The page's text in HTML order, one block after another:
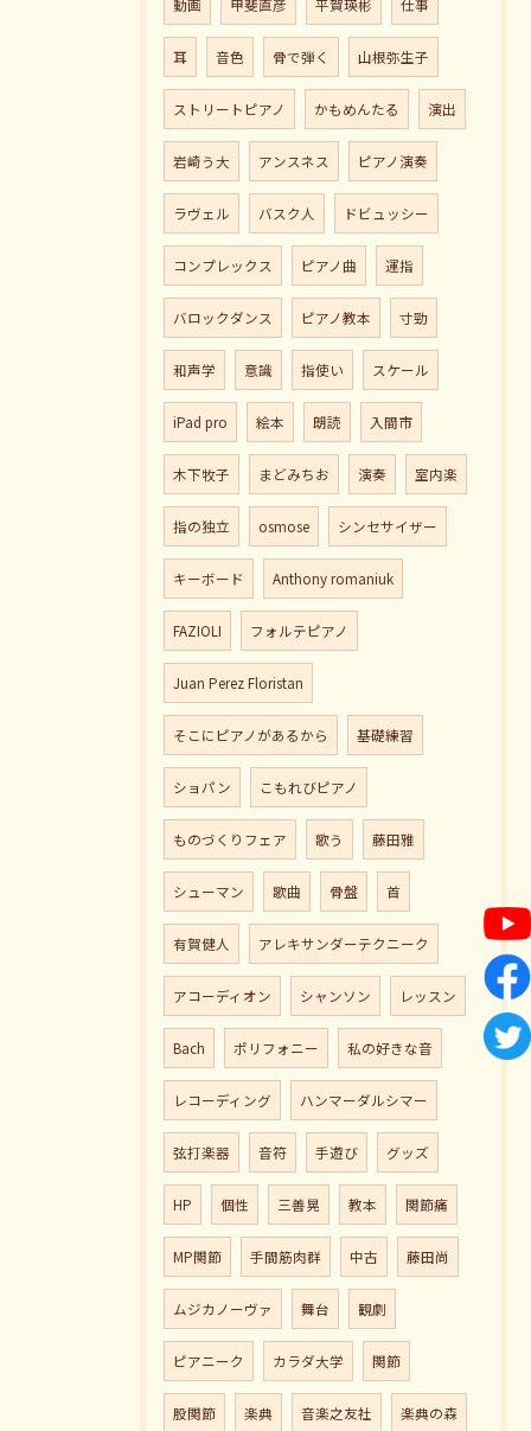
動画 甲斐直彦 平賀瑛彬 仕事
耳 音色 骨で弾く 山根弥生子
ストリートピアノ かもめんたる 演出
岩崎う大 アンスネス ピアノ演奏
ラヴェル バスク人 ドビュッシー
コンプレックス ピアノ曲 運指
バロックダンス ピアノ教本 寸勁
和声学 意識 指使い スケール
iPad pro 絵本 朗読 入間市
木下牧子 まどみちお 演奏 室内楽
指の独立 osmose シンセサイザー
キーボード Anthony romaniuk
FAZIOLI フォルテピアノ
Juan Perez Floristan
そこにピアノがあるから 基礎練習
ショパン こもれびピアノ
ものづくりフェア 歌う 藤田雅
シューマン 歌曲 骨盤 首
有賀健人 アレキサンダーテクニーク
アコーディオン シャンソン レッスン
Bach ポリフォニー 私の好きな音
レコーディング ハンマーダルシマー
弦打楽器 音符 手遊び グッズ
HP 個性 三善晃 教本 関節痛
MP関節 手間筋肉群 中古 藤田尚
ムジカノーヴァ 舞台 観劇
ピアニーク カラダ大学 関節
股関節 楽典 音楽之友社 楽典の森